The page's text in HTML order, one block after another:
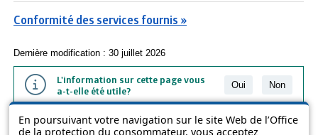
En poursuivant votre navigation sur le site Web de l’Office
de la protection du consommateur, vous acceptez
Conformité des services fournis »
Dernière modification : 30 juillet 2026
L'information sur cette page vous
a-t-elle été utile?
Oui Non
L'information présentée dans cette page a été vulgarisée pour en
favoriser la compréhension. Elle ne remplace pas les textes des lois